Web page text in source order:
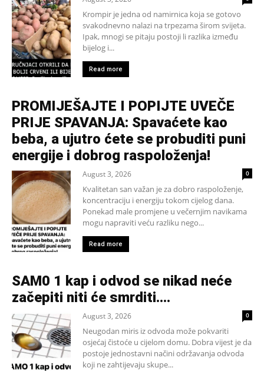
Krompir je jedna od namirnica koja se gotovo
svakodnevno nalazi na trpezama širom svijeta.
Ipak, mnogi se pitaju postoji li razlika između
bijelog i...
Read more
PROMIJEŠAJTE I POPIJTE UVEČE
PRIJE SPAVANJA: Spavaćete kao
beba, a ujutro ćete se probuditi puni
energije i dobrog raspoloženja!
August 3, 2026 0
Kvalitetan san važan je za dobro raspoloženje,
koncentraciju i energiju tokom cijelog dana.
Ponekad male promjene u večernjim navikama
mogu napraviti veću razliku nego...
Read more
SAM0 1 kap i odvod se nikad neće
začepiti niti će smrditi….
August 3, 2026 0
Neugodan miris iz odvoda može pokvariti
osjećaj čistoće u cijelom domu. Dobra vijest je da
postoje jednostavni načini održavanja odvoda
koji ne zahtijevaju skupe...